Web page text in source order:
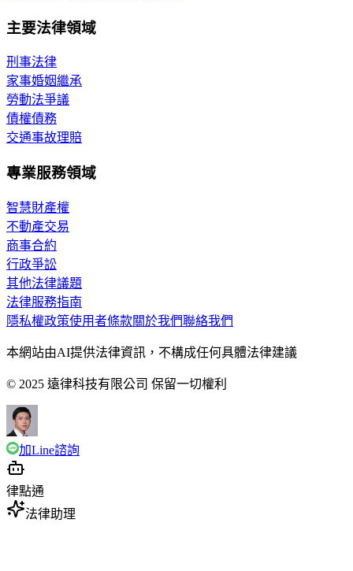
主要法律領域
刑事法律
家事婚姻繼承
勞動法爭議
債權債務
交通事故理賠
專業服務領域
智慧財產權
不動產交易
商事合約
行政爭訟
其他法律議題
法律服務指南
隱私權政策使用者條款關於我們聯絡我們
本網站由AI提供法律資訊，不構成任何具體法律建議
© 2025 遠律科技有限公司 保留一切權利
加Line諮詢
律點通
法律助理